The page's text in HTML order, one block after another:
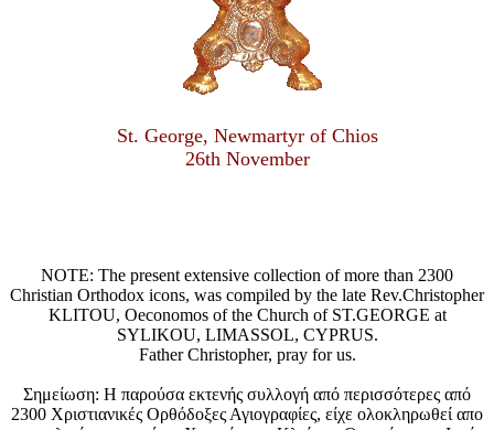
St. George, Newmartyr of Chios
26th November
NOTE: The present extensive collection of more than 2300
Christian Orthodox icons, was compiled by the late Rev.Christopher
KLITOU, Oeconomos of the Church of ST.GEORGE at
SYLIKOU, LIMASSOL, CYPRUS.
Father Christopher, pray for us.
Σημείωση: Η παρούσα εκτενής συλλογή από περισσότερες από
2300 Χριστιανικές Ορθόδοξες Αγιογραφίες, είχε ολοκληρωθεί απο